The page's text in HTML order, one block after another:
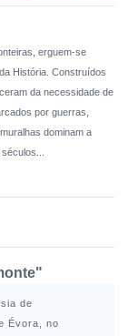
erguem-se
História. Construídos
da necessidade de
por guerras,
dominam a
de
Évora, no